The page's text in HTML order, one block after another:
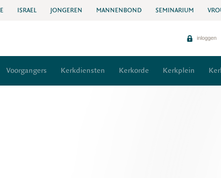
ISRAEL JONGEREN MANNENBOND SEMINARIUM
inloggen
Voorgangers Kerkdiensten Kerkorde Kerkplein